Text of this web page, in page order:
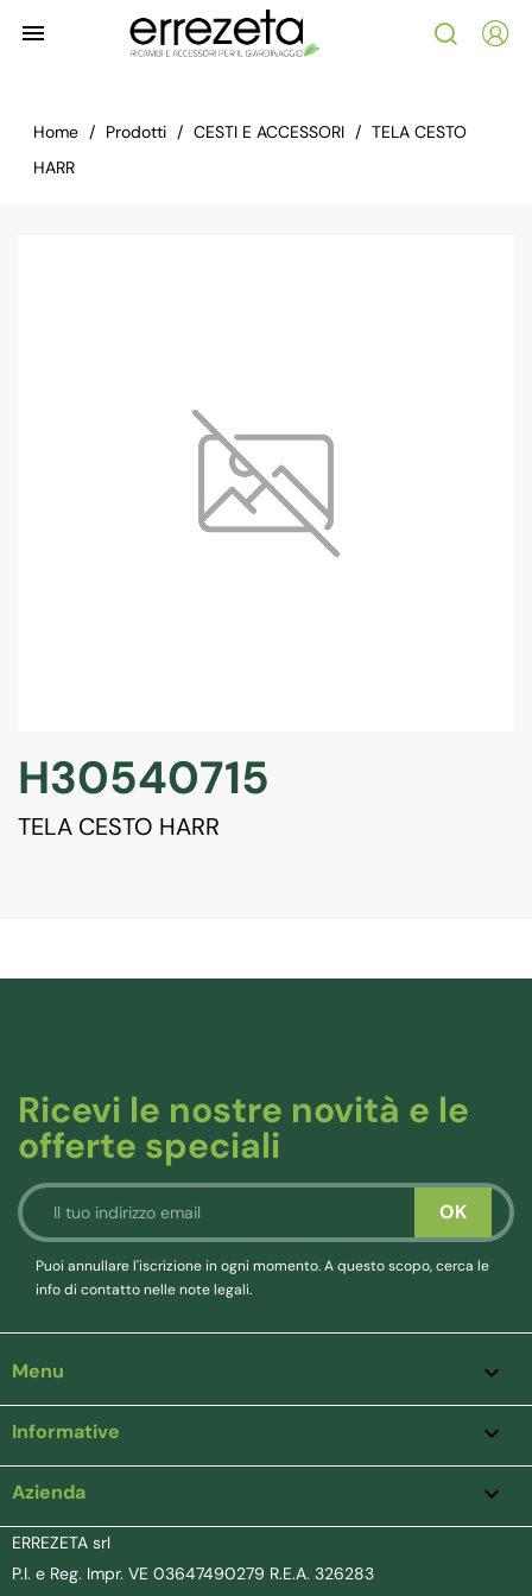

Home Prodotti CESTI E ACCESSORI
TELA CESTO
HARR
H30540715
TELA CESTO HARR
Ricevi le nostre novità e le
offerte speciali
Puoi annullare l'iscrizione in ogni momento. A questo scopo, cerca le
info di contatto nelle note legali.
Menu 
Informative 
Azienda keyboard_arrow_down
ERREZETA srl
P.I. e Reg. Impr. VE 03647490279 R.E.A. 326283